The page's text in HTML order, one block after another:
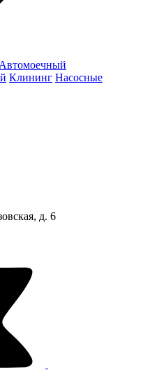
Автомоечный
Клининг Насосные
д. 6